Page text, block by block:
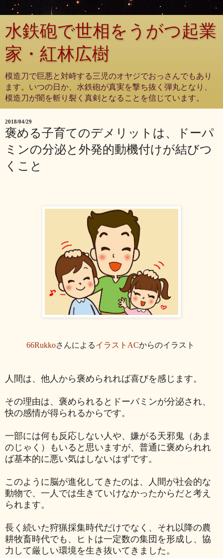
水鉄砲で世相をうがつ起業
家・紅林広樹
模造刀で巨悪と対峙する三児のオヤジでおっさんでもあり
ます。いつの日か、水鉄砲が真実を撃ち抜く弾丸となり、
模造刀が闇を斬り裂く真剣となることを信じています。
2018/04/29
褒める子育てのデメリットは、ドーパ
ミンの分泌と外発的動機付けが結びつ
くこと
66RukkoさんによるイラストACからのイラスト
人間は、他人から褒められれば喜びを感じます。
その理由は、褒められるとドーパミンが分泌され、
快の感情が得られるからです。
一部には何も反応しない人や、 嫌がる天邪鬼（あま
のじゃく）もいると思いますが、普通に褒められれ
ば基本的に悪い気はしないはずです。
このように脳が進化してきたのは、人間が社会的な
動物で、一人では生きていけなかったからだと考え
られます。
長く続いた狩猟採集時代だけでなく、それ以降の農
耕牧畜時代でも、ヒトは一定数の集団を形成し、協
力して厳しい環境を生き抜いてきました。